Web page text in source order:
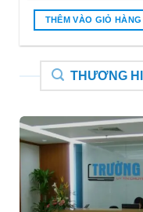
là:
₫350.000.
THÊM VÀO GIỎ HÀNG
THƯƠNG